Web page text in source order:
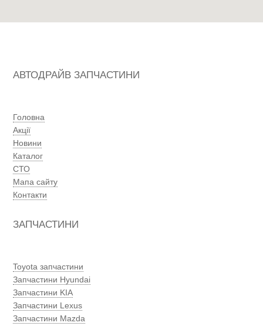
АВТОДРАЙВ ЗАПЧАСТИНИ
Головна
Акції
Новини
Каталог
СТО
Мапа сайту
Контакти
ЗАПЧАСТИНИ
Toyota запчастини
Запчастини Hyundai
Запчастини KIA
Запчастини Lexus
Запчастини Mazda